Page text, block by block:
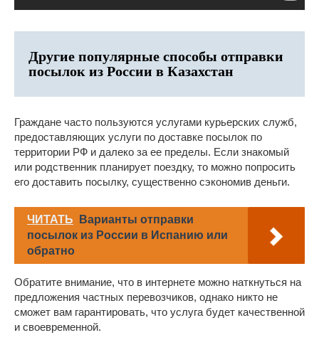
Другие популярные способы отправки
посылок из России в Казахстан
Граждане часто пользуются услугами курьерских служб,
предоставляющих услуги по доставке посылок по
территории РФ и далеко за ее пределы. Если знакомый
или родственник планирует поездку, то можно попросить
его доставить посылку, существенно сэкономив деньги.
ЧИТАТЬ
Варианты отправки
посылок из России в Испанию или
обратно
Обратите внимание, что в интернете можно наткнуться на
предложения частных перевозчиков, однако никто не
сможет вам гарантировать, что услуга будет качественной
и своевременной.